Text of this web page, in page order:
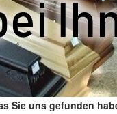
uns gefunden